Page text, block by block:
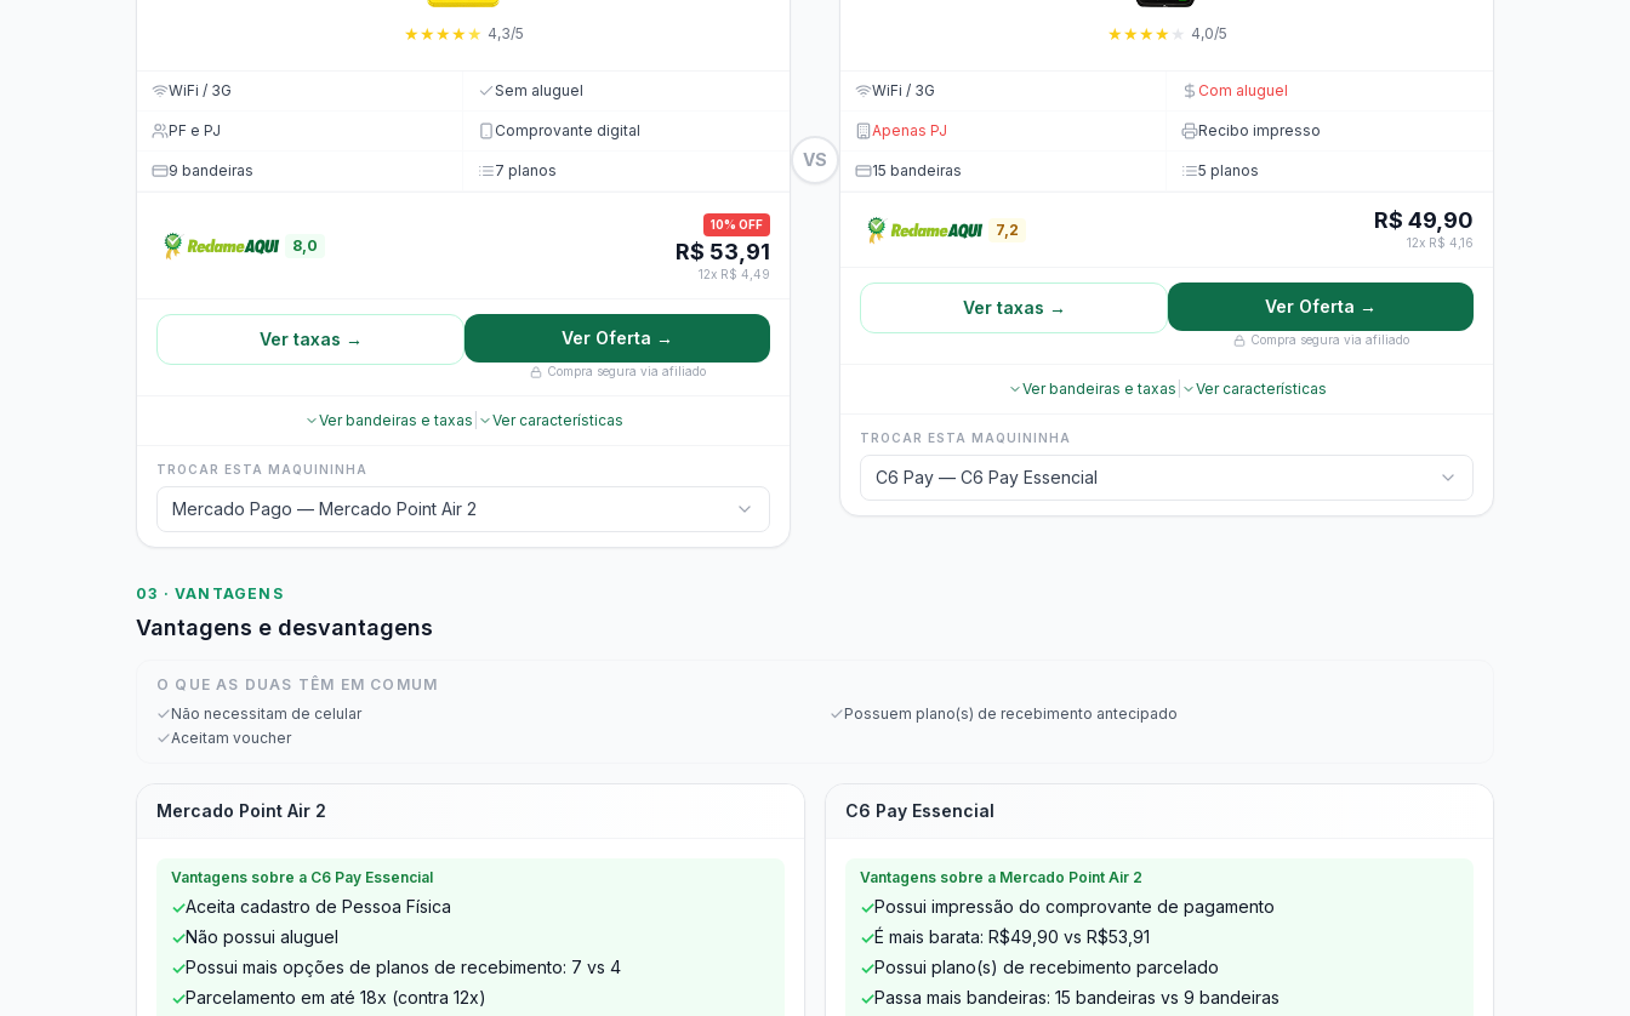
★★★★★ 4,3/5
WiFi / 3G Sem aluguel
PF e PJ Comprovante digital
9 bandeiras 7 planos
8,0
10% OFF
R$ 53,91
12x R$ 4,49
Ver taxas → Ver Oferta →
Compra segura via afiliado
Ver bandeiras e taxas Ver características
TROCAR ESTA MAQUININHA
Mercado Pago — Mercado Point Air 2
VS
★★★★ ★ 4,0/5
WiFi / 3G Com aluguel
Apenas PJ Recibo impresso
15 bandeiras 5 planos
7,2 R$ 49,90
12x R$ 4,16
Ver taxas → Ver Oferta →
Compra segura via afiliado
Ver bandeiras e taxas Ver características
TROCAR ESTA MAQUININHA
C6 Pay — C6 Pay Essencial
03 · VANTAGENS
Vantagens e desvantagens
O QUE AS DUAS TÊM EM COMUM
Não necessitam de celular
Possuem plano(s) de recebimento antecipado
Aceitam voucher
Mercado Point Air 2
Vantagens sobre a C6 Pay Essencial
✓Aceita cadastro de Pessoa Física
✓Não possui aluguel
✓Possui mais opções de planos de recebimento: 7 vs 4
✓Parcelamento em até 18x (contra 12x)
C6 Pay Essencial
Vantagens sobre a Mercado Point Air 2
✓Possui impressão do comprovante de pagamento
✓É mais barata: R$49,90 vs R$53,91
✓Possui plano(s) de recebimento parcelado
✓Passa mais bandeiras: 15 bandeiras vs 9 bandeiras